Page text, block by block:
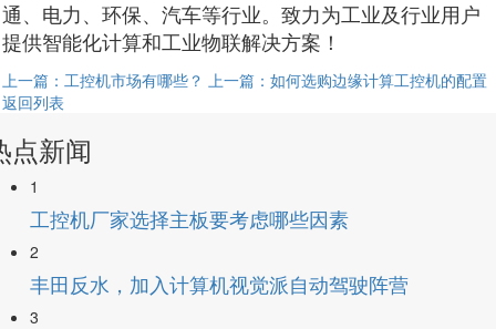
通、电力、环保、汽车等行业。致力为工业及行业用户
提供智能化计算和工业物联解决方案！
上一篇：工控机市场有哪些？ 上一篇：如何选购边缘计算工控机的配置
返回列表
点新闻
1
工控机厂家选择主板要考虑哪些因素
2
丰田反水，加入计算机视觉派自动驾驶阵营
3